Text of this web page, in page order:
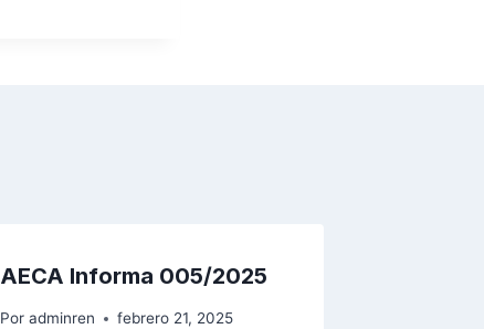
AECA Informa 005/2025
Por adminren febrero 21, 2025